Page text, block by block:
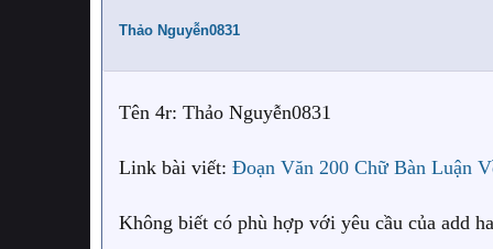
i
n
:
Thảo Nguyễn0831
Tên 4r: Thảo Nguyễn0831
Link bài viết: Đoạn Văn 200 Chữ Bàn Luận
Không biết có phù hợp với yêu cầu của add